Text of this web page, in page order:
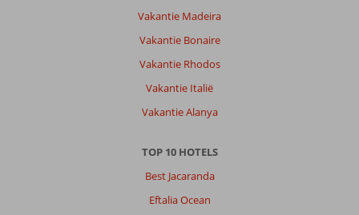
Vakantie Madeira
Vakantie Bonaire
Vakantie Rhodos
Vakantie Italië
Vakantie Alanya
TOP 10 HOTELS
Best Jacaranda
Eftalia Ocean